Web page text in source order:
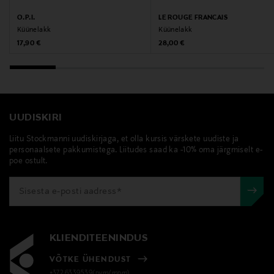
O.P.I.
Küünelakk
Original Price
17,90 €
LE ROUGE FRANCAIS
Küünelakk
Original Price
28,00 €
UUDISKIRI
Liitu Stockmanni uudiskirjaga, et olla kursis värskete uudiste ja
personaalsete pakkumistega. Liitudes saad ka -10% oma järgmiselt e-
poe ostult.
KLIENDITEENINDUS
VÕTKE ÜHENDUST